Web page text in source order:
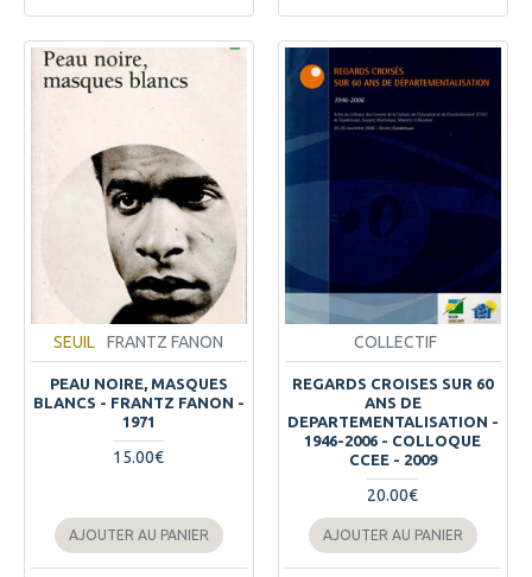
SEUIL FRANTZ FANON
PEAU NOIRE, MASQUES
BLANCS - FRANTZ FANON -
1971
15.00€
AJOUTER AU PANIER
COLLECTIF
REGARDS CROISES SUR 60
ANS DE
DEPARTEMENTALISATION -
1946-2006 - COLLOQUE
CCEE - 2009
20.00€
AJOUTER AU PANIER